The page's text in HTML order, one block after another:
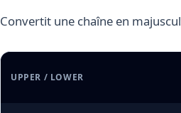
Convertit une chaîne en
UPPER / LOWER